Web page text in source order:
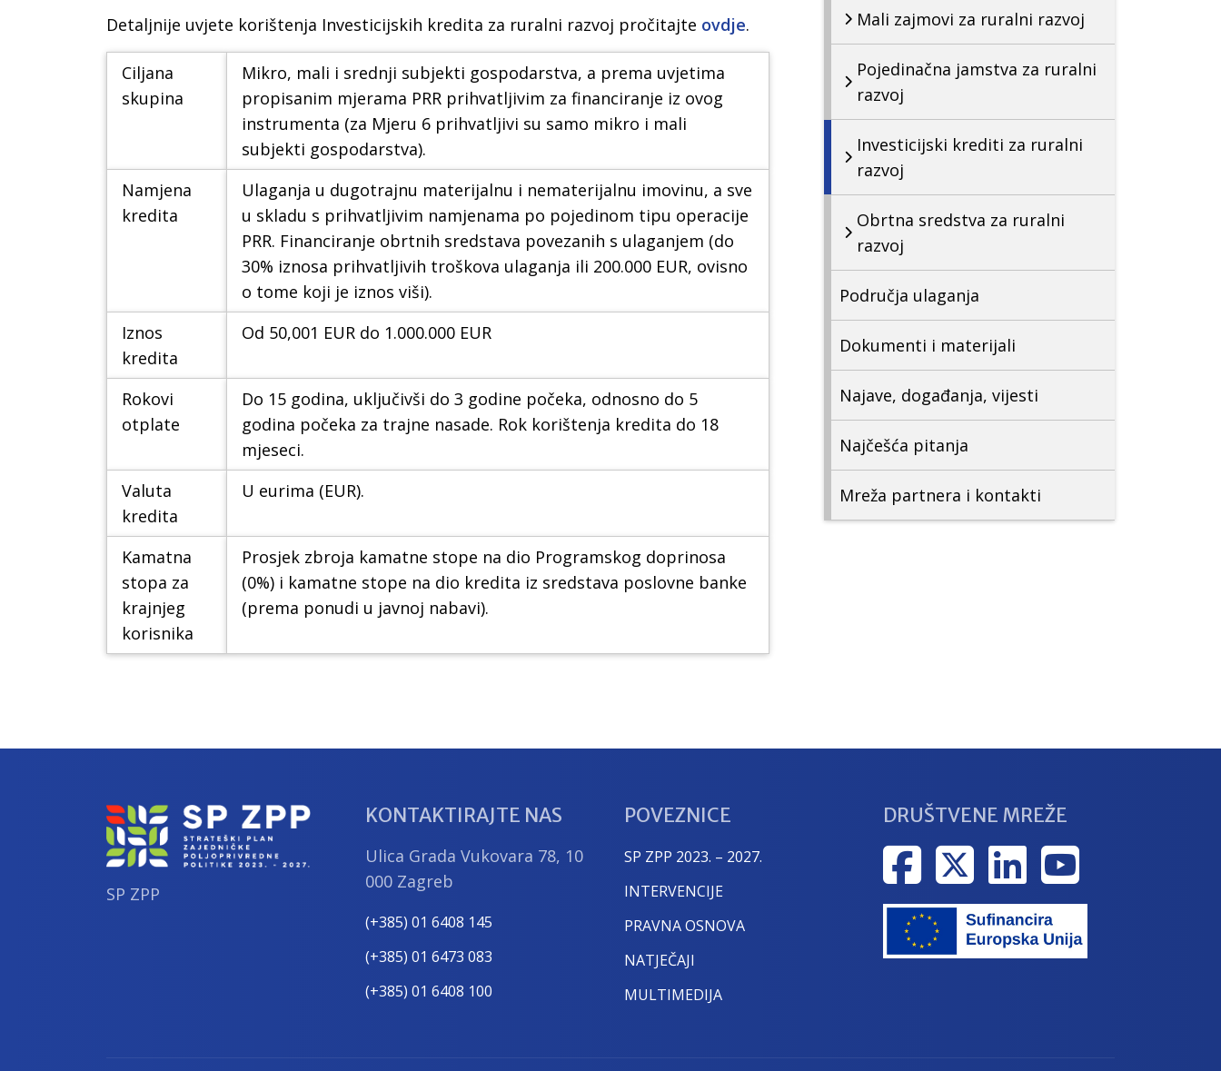
Detaljnije uvjete korištenja Investicijskih kredita za ruralni razvoj pročitajte ovdje.
Ciljana
skupina
Mikro, mali i srednji subjekti gospodarstva, a prema uvjetima
propisanim mjerama PRR prihvatljivim za financiranje iz ovog
instrumenta (za Mjeru 6 prihvatljivi su samo mikro i mali
subjekti gospodarstva).
Namjena
kredita
Ulaganja u dugotrajnu materijalnu i nematerijalnu imovinu, a sve
u skladu s prihvatljivim namjenama po pojedinom tipu operacije
PRR. Financiranje obrtnih sredstava povezanih s ulaganjem (do
30% iznosa prihvatljivih troškova ulaganja ili 200.000 EUR, ovisno
o tome koji je iznos viši).
Iznos
kredita
Od 50,001 EUR do 1.000.000 EUR
Rokovi
otplate
Do 15 godina, uključivši do 3 godine počeka, odnosno do 5
godina počeka za trajne nasade. Rok korištenja kredita do 18
mjeseci.
Valuta
kredita
U eurima (EUR).
Kamatna
stopa za
krajnjeg
korisnika
Prosjek zbroja kamatne stope na dio Programskog doprinosa
(0%) i kamatne stope na dio kredita iz sredstava poslovne banke
(prema ponudi u javnoj nabavi).
Mali zajmovi za ruralni razvoj
Pojedinačna jamstva za ruralni
razvoj
Investicijski krediti za ruralni
razvoj
Obrtna sredstva za ruralni
razvoj
Područja ulaganja
Dokumenti i materijali
Najave, događanja, vijesti
Najčešća pitanja
Mreža partnera i kontakti
SP ZPP
KONTAKTIRAJTE NAS
Ulica Grada Vukovara 78, 10
000 Zagreb
(+385) 01 6408 145
(+385) 01 6473 083
(+385) 01 6408 100
POVEZNICE
SP ZPP 2023. – 2027.
INTERVENCIJE
PRAVNA OSNOVA
NATJEČAJI
MULTIMEDIJA
DRUŠTVENE MREŽE